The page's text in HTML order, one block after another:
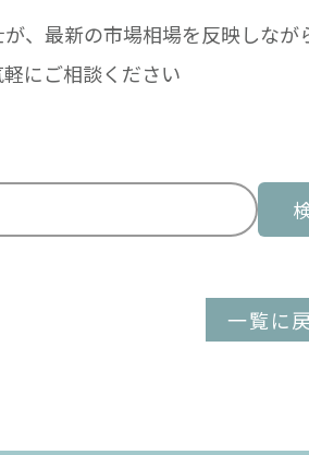
、最新の市場相場を反映しなが
にご相談ください
一覧に